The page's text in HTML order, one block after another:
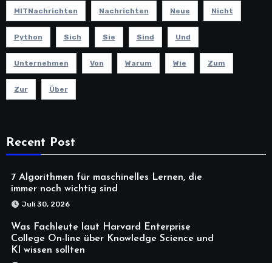
MITNachrichten Nachrichten Neue Nicht
Python Sich Sie Sind Und
Unternehmen Von Warum Wie Zum
Zur Über
Recent Post
7 Algorithmen für maschinelles Lernen, die
immer noch wichtig sind
Juli 30, 2026
Was Fachleute laut Harvard Enterprise
College On-line über Knowledge Science und
KI wissen sollten